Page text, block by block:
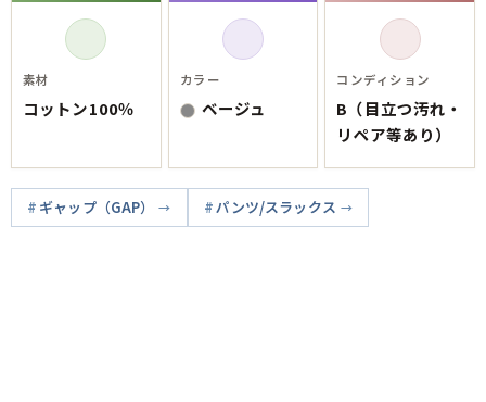
素材
コットン100％
カラー
ベージュ
コンディション
B（目立つ汚れ・
リペア等あり）
ギャップ（GAP） パンツ/スラックス